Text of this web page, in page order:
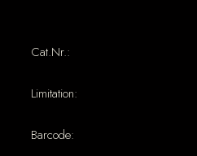
Cat.Nr.:
Limitation:
Barcode: